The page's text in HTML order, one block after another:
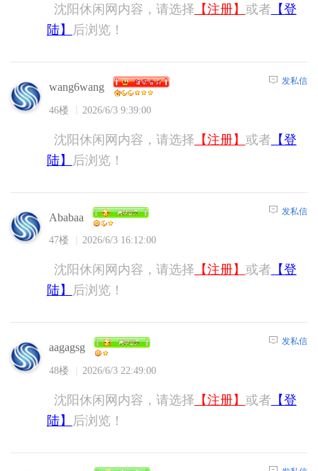
沈阳休闲网内容，请选择 【注册】 或者 【登
陆】
后浏览！
wang6wang
46楼 2026/6/3 9:39:00
发私信
沈阳休闲网内容，请选择 【注册】 或者 【登
陆】
后浏览！
Ababaa
47楼 2026/6/3 16:12:00
发私信
沈阳休闲网内容，请选择 【注册】 或者 【登
陆】
后浏览！
aagagsg
48楼 2026/6/3 22:49:00
发私信
沈阳休闲网内容，请选择 【注册】 或者 【登
陆】
后浏览！